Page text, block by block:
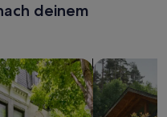
deinem
Ferienwohnungen oder
Suche nach